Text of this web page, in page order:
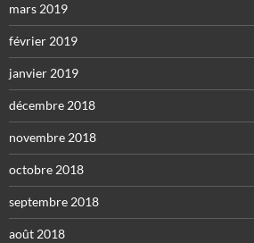
mars 2019
février 2019
janvier 2019
décembre 2018
novembre 2018
octobre 2018
septembre 2018
août 2018